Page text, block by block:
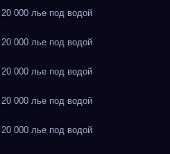
000 лье под водой
000 лье под водой
000 лье под водой
000 лье под водой
000 лье под водой